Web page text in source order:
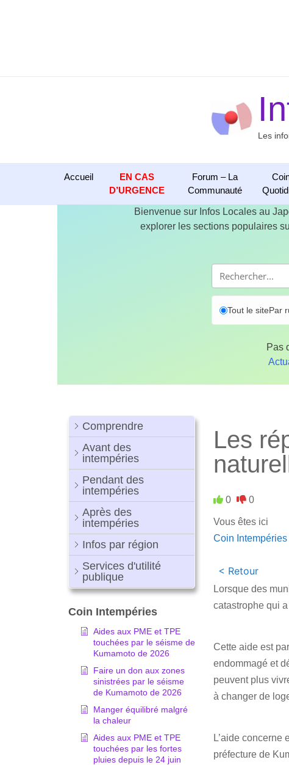
Les
Accueil
EN CAS
D’URGENCE
Forum – La
Communauté
Bienvenue sur Infos Locales au
explorer les sections populaires
Tout le sitePar
Pas
Comprendre
Avant des
intempéries
Pendant des
intempéries
Après des
intempéries
Infos par région
Services d'utilité
publique
Coin Intempéries
Aides aux PME et TPE
touchées par le séisme de
Kumamoto de 2026
Faire un don aux zones
sinistrées par le séisme
de Kumamoto de 2026
Manger équilibré malgré
la chaleur
Aides aux PME et TPE
touchées par les fortes
pluies depuis le 24 juin
Les
0 0
Vous êtes ici
Coin Intempéries
< Retour
Lorsque des
catastrophe qui
Cette aide est
endommagé et
peuvent plus
à changer de
L’aide
préfecture de